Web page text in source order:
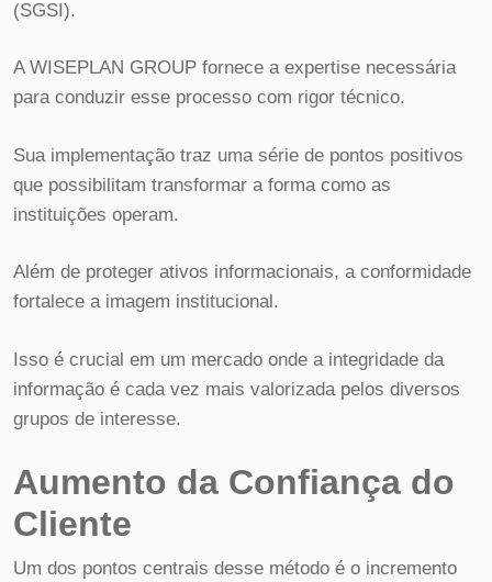
(SGSI).
A WISEPLAN GROUP fornece a expertise necessária
para conduzir esse processo com rigor técnico.
Sua implementação traz uma série de pontos positivos
que possibilitam transformar a forma como as
instituições operam.
Além de proteger ativos informacionais, a conformidade
fortalece a imagem institucional.
Isso é crucial em um mercado onde a integridade da
informação é cada vez mais valorizada pelos diversos
grupos de interesse.
Aumento da Confiança do
Cliente
Um dos pontos centrais desse método é o incremento